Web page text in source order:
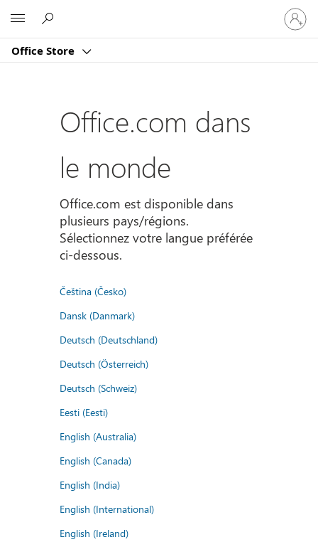
Office Store
vous
à
compte
Office.com dans
le monde
Office.com est disponible dans
plusieurs pays/régions.
Sélectionnez votre langue préférée
ci-dessous.
Čeština (Česko)
Dansk (Danmark)
Deutsch (Deutschland)
Deutsch (Österreich)
Deutsch (Schweiz)
Eesti (Eesti)
English (Australia)
English (Canada)
English (India)
English (International)
English (Ireland)